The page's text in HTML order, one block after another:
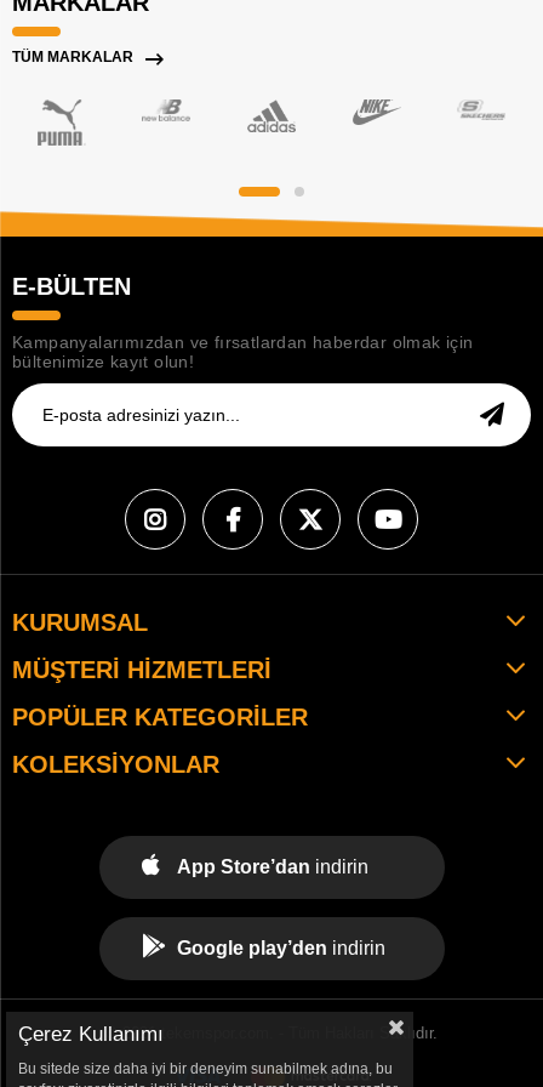
TÜM MARKALAR
E-BÜLTEN
Kampanyalarımızdan ve fırsatlardan haberdar olmak için
bültenimize kayıt olun!
KURUMSAL
MÜŞTERI HIZMETLERI
POPÜLER KATEGORILER
KOLEKSIYONLAR
App Store’dan indirin
Google play’den indirin
© 2021 tekemspor.com. - Tüm Hakları Saklıdır.
Çerez Kullanımı
Bu sitede size daha iyi bir deneyim sunabilmek adına, bu